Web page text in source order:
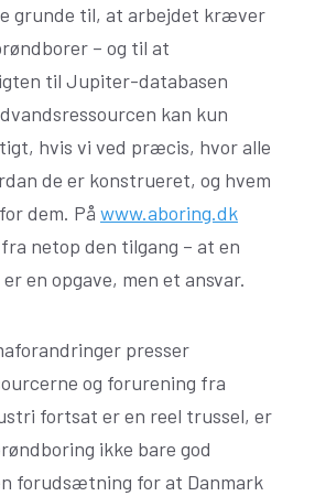
grunde til, at arbejdet kræver
– og til at
til Jupiter-databasen
kan kun
hvis vi ved præcis, hvor alle
de er konstrueret, og hvem
dem. På www.aboring.dk
netop den tilgang – at en
en opgave, men et ansvar.
presser
og forurening fra
fortsat er en reel trussel, er
ikke bare god
forudsætning for at Danmark